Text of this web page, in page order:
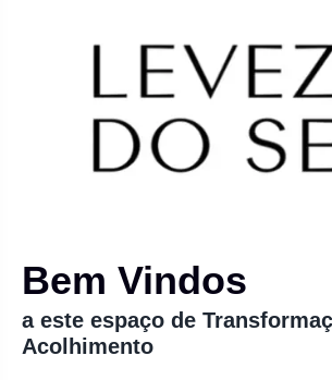
Bem Vindos
a este espaço de
Acolhimento